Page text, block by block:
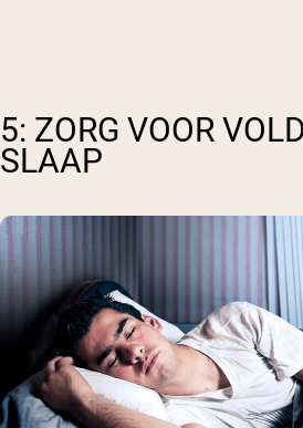
5: ZORG VOOR
SLAAP